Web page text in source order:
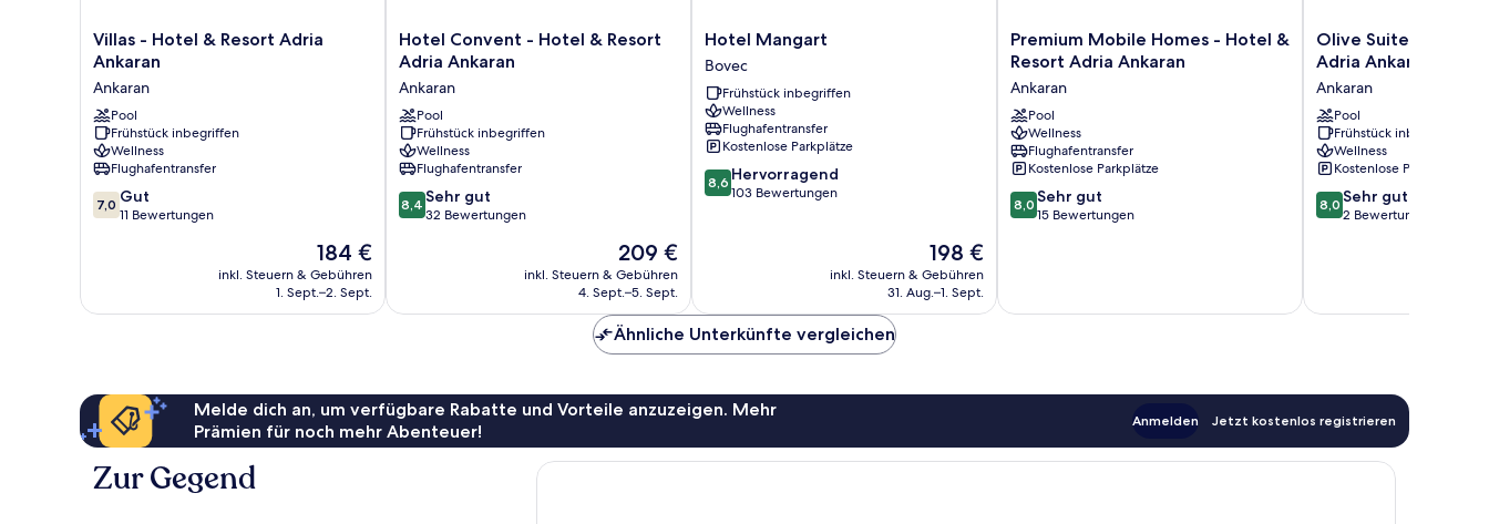
Villas
-
&
Resort
Adria
Ankaran
Ankaran
Villas - Hotel & Resort Adria
Ankaran
Ankaran
Pool
Frühstück inbegriffen
Wellness
Flughafentransfer
7.0
von
7,0 Gut
11 Bewertungen
Der
Preis
beträgt
184 €
inkl. Steuern & Gebühren
1. Sept.–2. Sept.
Hotel
Convent
Hotel
&
Resort
Adria
Ankaran
Ankaran
Hotel Convent - Hotel & Resort
Adria Ankaran
Ankaran
Pool
Frühstück inbegriffen
Wellness
Flughafentransfer
8.4
von
Bewertungen
8,4 Sehr gut
32 Bewertungen
Der
Preis
beträgt
209 €
inkl. Steuern & Gebühren
4. Sept.–5. Sept.
Hotel
Mangart
Bovec
Hotel Mangart
Bovec
Frühstück inbegriffen
Wellness
Flughafentransfer
Kostenlose Parkplätze
8.6
von
8,6 Hervorragend
103 Bewertungen
Der
Preis
beträgt
198 €
inkl. Steuern & Gebühren
31. Aug.–1. Sept.
Premium
Mobile
-
Hotel
&
Resort
Adria
Ankaran
Ankaran
Premium Mobile Homes - Hotel &
Resort Adria Ankaran
Ankaran
Pool
Wellness
Flughafentransfer
Kostenlose Parkplätze
8.0
von
Bewertungen
8,0 Sehr gut
15 Bewertungen
Olive
Suites
Hotel
&
Resort
Adria
Ankaran
Ankaran
Olive Suites - Hotel
Adria Ankaran
Ankaran
Pool
Frühstück inbegriffen
Wellness
Kostenlose Parkplätze
8.0
von
Bewertungen
8,0 Sehr gut
2 Bewertungen
Ähnliche Unterkünfte vergleichen
Melde dich an, um verfügbare Rabatte und Vorteile anzuzeigen. Mehr
Prämien für noch mehr Abenteuer!
Anmelden Jetzt kostenlos registrieren
Zur Gegend